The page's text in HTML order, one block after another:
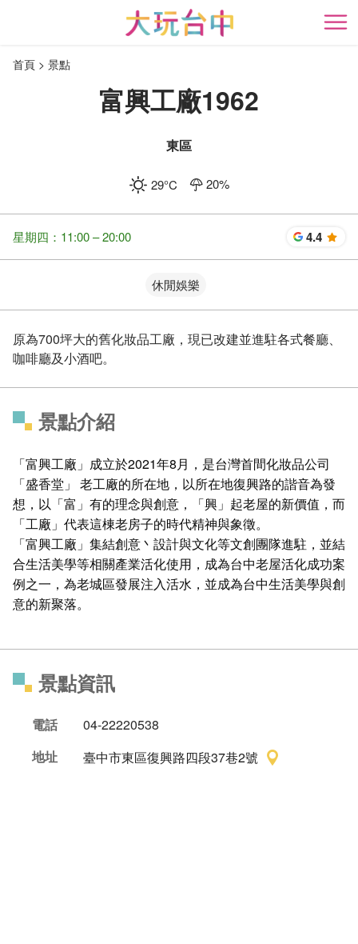
開
首頁 景點
富興工廠1962
東區
29°C 20%
星期四：11:00 – 20:00 4.4 星
休閒娛樂
原為700坪大的舊化妝品工廠，現已改建並進駐各式餐廳、
咖啡廳及小酒吧。
景點介紹
「富興工廠」成立於2021年8月，是台灣首間化妝品公司
「盛香堂」 老工廠的所在地，以所在地復興路的諧音為發
想，以「富」有的理念與創意，「興」起老屋的新價值，而
「工廠」代表這棟老房子的時代精神與象徵。
「富興工廠」集結創意丶設計與文化等文創團隊進駐，並結
合生活美學等相關產業活化使用，成為台中老屋活化成功案
例之一，為老城區發展注入活水，並成為台中生活美學與創
意的新聚落。
景點資訊
電話
04-22220538
地址
臺中市東區復興路四段37巷2號